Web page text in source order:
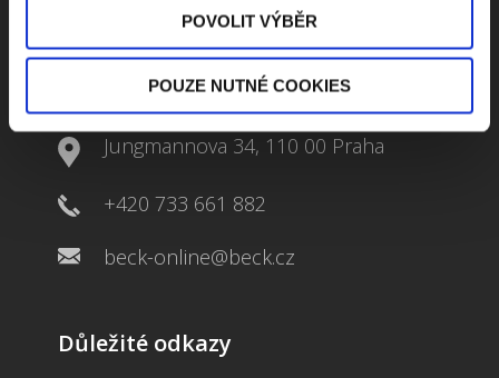
POVOLIT VÝBĚR
POUZE NUTNÉ COOKIES
Kontaktuje nás
Jungmannova 34, 110 00 Praha
+420 733 661 882
beck-online@beck.cz
Důležité odkazy